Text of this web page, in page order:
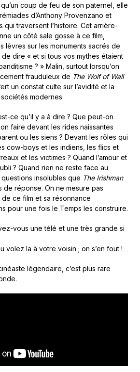
coup de feu de son paternel, elle
d’Anthony Provenzano et
qui traversent l’histoire. Cet arrière-
un côté sale gosse à ce film,
lèvres sur les monuments sacrés de
de dire « et si tous vos mythes étaient
? » Malin, surtout lorsqu’on
frauduleux de The Wolf of Wall
un constat culte sur l’avidité et la
modernes.
ce qu’il y a à dire ? Que peut-on
faire devant les rides naissantes
ou les siens ? Devant les rôles qui
cow-boys et les indiens, les flics et
et les victimes ? Quand l’amour et
? Quand rien ne reste face au
questions insolubles que The Irishman
de réponse. On ne mesure pas
ce film et sa résonnance
pour une fois le Temps les construire.
vous une télé et une très grande si
volez la à votre voisin ; on s’en fout !
légendaire, c’est plus rare